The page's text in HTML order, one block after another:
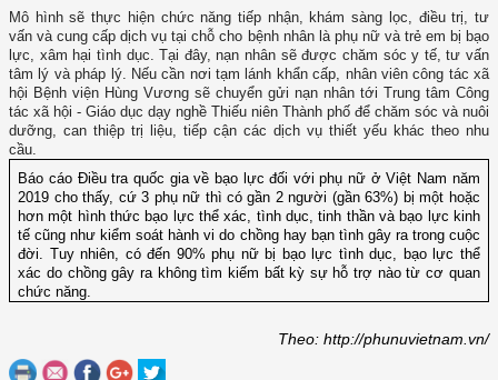
Mô hình sẽ thực hiện chức năng tiếp nhận, khám sàng lọc, điều trị, tư
vấn và cung cấp dịch vụ tại chỗ cho bệnh nhân là phụ nữ và trẻ em bị bạo
lực, xâm hại tình dục. Tại đây, nạn nhân sẽ được chăm sóc y tế, tư vấn
tâm lý và pháp lý. Nếu cần nơi tạm lánh khẩn cấp, nhân viên công tác xã
hội Bệnh viện Hùng Vương sẽ chuyển gửi nạn nhân tới Trung tâm Công
tác xã hội - Giáo dục dạy nghề Thiếu niên Thành phố để chăm sóc và nuôi
dưỡng, can thiệp trị liệu, tiếp cận các dịch vụ thiết yếu khác theo nhu
cầu.
Báo cáo Điều tra quốc gia về bạo lực đối với phụ nữ ở Việt Nam năm
2019 cho thấy, cứ 3 phụ nữ thì có gần 2 người (gần 63%) bị một hoặc
hơn một hình thức bạo lực thể xác, tình dục, tinh thần và bạo lực kinh
tế cũng như kiểm soát hành vi do chồng hay bạn tình gây ra trong cuộc
đời. Tuy nhiên, có đến 90% phụ nữ bị bạo lực tình dục, bạo lực thể
xác do chồng gây ra không tìm kiếm bất kỳ sự hỗ trợ nào từ cơ quan
chức năng.
Theo: http://phunuvietnam.vn/